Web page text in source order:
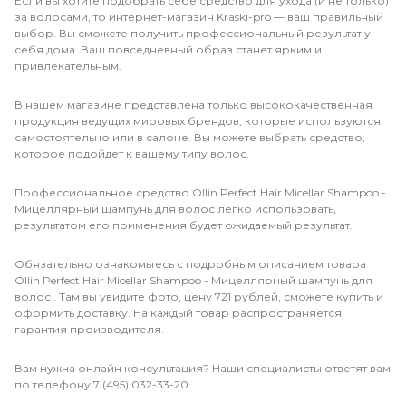
за волосами, то интернет-магазин Kraski-pro — ваш правильный
выбор. Вы сможете получить профессиональный результат у
себя дома. Ваш повседневный образ станет ярким и
привлекательным.
В нашем магазине представлена только высококачественная
продукция ведущих мировых брендов, которые используются
самостоятельно или в салоне. Вы можете выбрать средство,
которое подойдет к вашему типу волос.
Профессиональное средство Ollin Perfect Hair Micellar Shampoo -
Мицеллярный шампунь для волос легко использовать,
результатом его применения будет ожидаемый результат.
Обязательно ознакомьтесь с подробным описанием товара
Ollin Perfect Hair Micellar Shampoo - Мицеллярный шампунь для
волос . Там вы увидите фото, цену 721 рублей, сможете купить и
оформить доставку. На каждый товар распространяется
гарантия производителя.
Вам нужна онлайн консультация? Наши специалисты ответят вам
по телефону 7 (495) 032-33-20.